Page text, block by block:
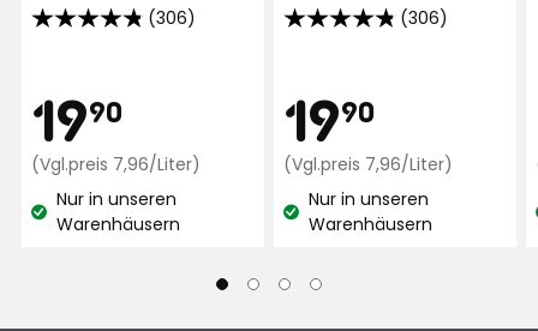
(306)
4.8
Sternen,
basierend
auf
306
Bewertungen
Preis
1990
€
(Vgl.preis 7,96/Liter) Preisvergleich
Lagerbestand:
Nur in unseren
Warenhäusern
(306)
4.8
Sternen,
basierend
auf
306
Bewertungen
Preis
1990
€
(Vgl.preis 7,96/Liter)
Lagerbestand:
Nur in unseren
Warenhäusern